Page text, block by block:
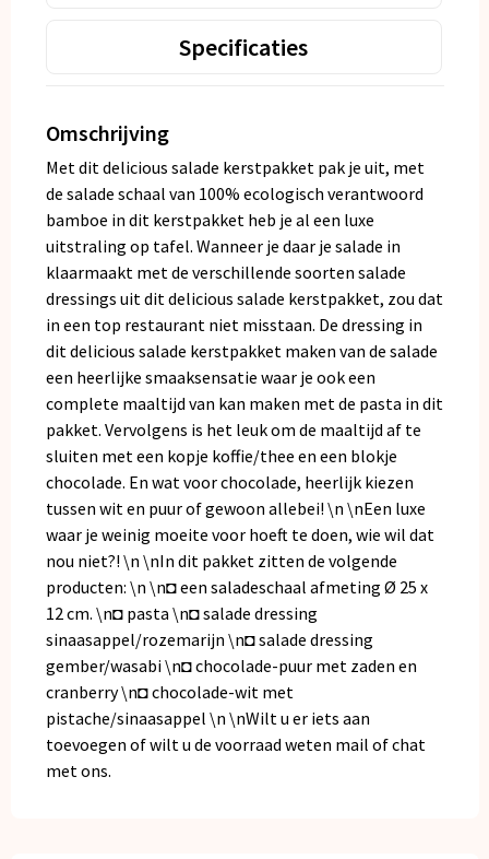
Specificaties
Omschrijving
Met dit delicious salade kerstpakket pak je uit, met
de salade schaal van 100% ecologisch verantwoord
bamboe in dit kerstpakket heb je al een luxe
uitstraling op tafel. Wanneer je daar je salade in
klaarmaakt met de verschillende soorten salade
dressings uit dit delicious salade kerstpakket, zou dat
in een top restaurant niet misstaan. De dressing in
dit delicious salade kerstpakket maken van de salade
een heerlijke smaaksensatie waar je ook een
complete maaltijd van kan maken met de pasta in dit
pakket. Vervolgens is het leuk om de maaltijd af te
sluiten met een kopje koffie/thee en een blokje
chocolade. En wat voor chocolade, heerlijk kiezen
tussen wit en puur of gewoon allebei! \n \nEen luxe
waar je weinig moeite voor hoeft te doen, wie wil dat
nou niet?! \n \nIn dit pakket zitten de volgende
producten: \n \n◘ een saladeschaal afmeting Ø 25 x
12 cm. \n◘ pasta \n◘ salade dressing
sinaasappel/rozemarijn \n◘ salade dressing
gember/wasabi \n◘ chocolade-puur met zaden en
cranberry \n◘ chocolade-wit met
pistache/sinaasappel \n \nWilt u er iets aan
toevoegen of wilt u de voorraad weten mail of chat
met ons.